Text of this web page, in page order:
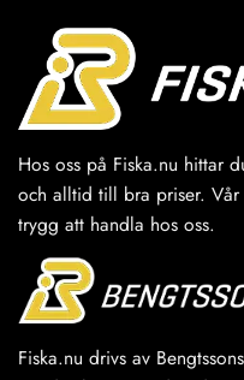
Hos oss på Fiska.nu hittar
och alltid till bra priser.
trygg att handla hos oss.
Fiska.nu drivs av